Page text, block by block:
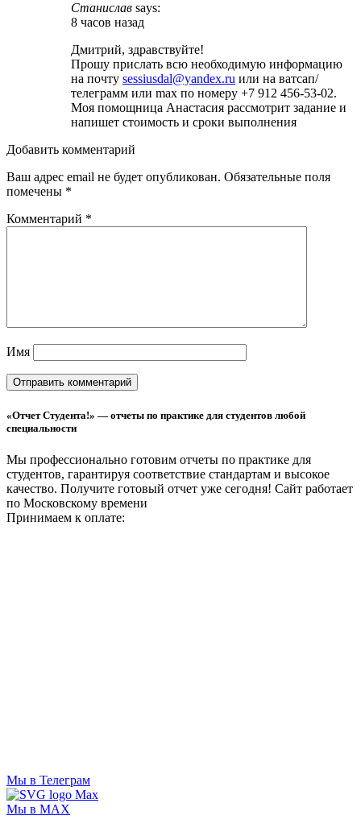
Станислав says:
8 часов назад
Дмитрий, здравствуйте!
Прошу прислать всю необходимую информацию
на почту sessiusdal@yandex.ru или на ватсап/
телеграмм или max по номеру +7 912 456-53-02.
Моя помощница Анастасия рассмотрит задание и
напишет стоимость и сроки выполнения
Добавить комментарий
Ваш адрес email не будет опубликован. Обязательные поля
помечены *
Комментарий *
Имя
«Отчет Студента!» — отчеты по практике для студентов любой
специальности
Мы профессионально готовим отчеты по практике для
студентов, гарантируя соответствие стандартам и высокое
качество. Получите готовый отчет уже сегодня! Сайт работает
по Московскому времени
Принимаем к оплате:
Мы в Телеграм
Мы в MAX